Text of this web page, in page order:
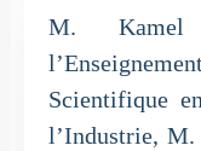
M. Kamel
Scientifique
l’Industrie, M.